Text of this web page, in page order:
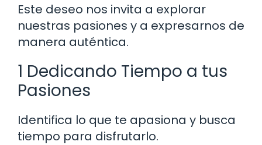
Este deseo nos invita a explorar
nuestras pasiones y a expresarnos de
manera auténtica.
1 Dedicando Tiempo a tus
Pasiones
Identifica lo que te apasiona y busca
tiempo para disfrutarlo.